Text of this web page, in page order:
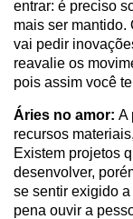
entrar: é preciso
mais ser mantido.
vai pedir
reavalie os
pois assim você
Áries no amor: A
recursos
Existem projetos
desenvolver,
se sentir exigido
pena ouvir a